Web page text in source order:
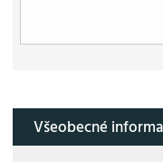
Všeobecné